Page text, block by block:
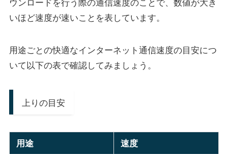
いほど速度が速いことを表しています。
用途ごとの快適なインターネット通信速度の目安につ
いて以下の表で確認してみましょう。
上りの目安
用途 速度